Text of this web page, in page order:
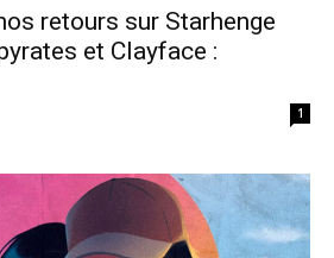
retours sur Starhenge
et Clayface :
1